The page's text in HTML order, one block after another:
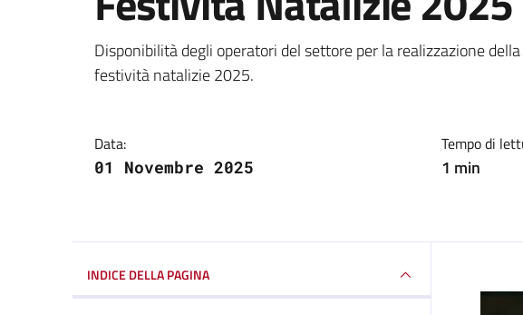
Dettagli della notizia
Disponibilità degli operatori del settore per la realizzazione
festività natalizie 2025.
Data:
01 Novembre 2025
Tempo di
1 min
INDICE DELLA PAGINA